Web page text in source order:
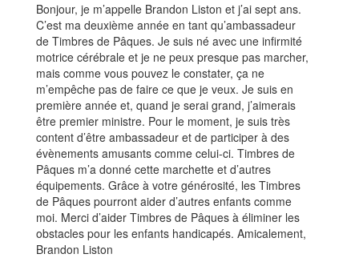
Bonjour, je m’appelle Brandon Liston et j’ai sept ans.
C’est ma deuxième année en tant qu’ambassadeur
de Timbres de Pâques. Je suis né avec une infirmité
motrice cérébrale et je ne peux presque pas marcher,
mais comme vous pouvez le constater, ça ne
m’empêche pas de faire ce que je veux. Je suis en
première année et, quand je serai grand, j’aimerais
être premier ministre. Pour le moment, je suis très
content d’être ambassadeur et de participer à des
évènements amusants comme celui-ci. Timbres de
Pâques m’a donné cette marchette et d’autres
équipements. Grâce à votre générosité, les Timbres
de Pâques pourront aider d’autres enfants comme
moi. Merci d’aider Timbres de Pâques à éliminer les
obstacles pour les enfants handicapés. Amicalement,
Brandon Liston